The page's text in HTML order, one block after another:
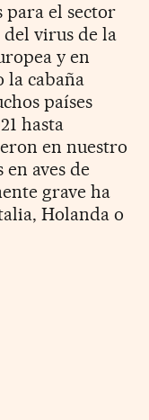
para el sector
del virus de la
y en
la cabaña
países
hasta
en nuestro
en aves de
grave ha
Holanda o